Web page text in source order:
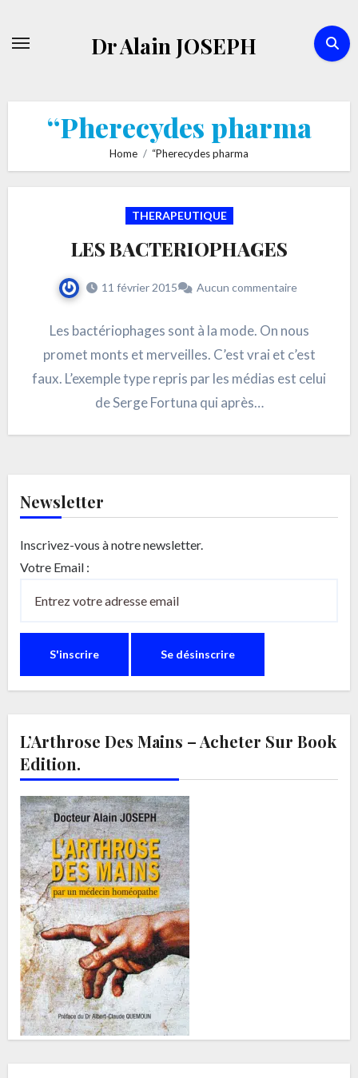
Dr Alain JOSEPH
“Pherecydes pharma
Home “Pherecydes pharma
THERAPEUTIQUE
LES BACTERIOPHAGES
11 février 2015 Aucun commentaire
Les bactériophages sont à la mode. On nous
promet monts et merveilles. C’est vrai et c’est
faux. L’exemple type repris par les médias est celui
de Serge Fortuna qui après…
Newsletter
Inscrivez-vous à notre newsletter.
Votre Email :
L’Arthrose Des Mains – Acheter Sur Book
Edition.